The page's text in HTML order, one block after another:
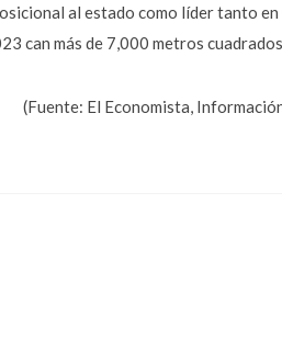
al estado como líder tanto
can más de 7,000 metros cuadrados
(Fuente: El Economista,